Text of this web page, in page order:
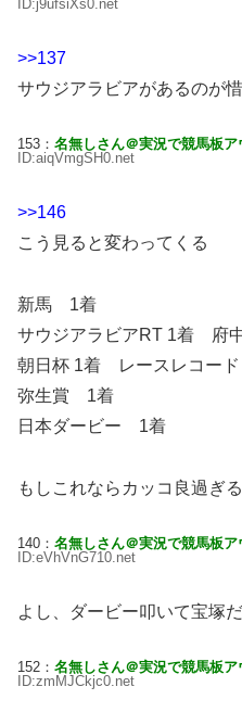
ID:j9ufsiXs0.net
>>137
サウジアラビアがあるのが
153： 名無しさん＠実況で競馬板ア
ID:aiqVmgSH0.net
>>146
こう見ると変わってくる
新馬 1着
サウジアラビアRT 1着 府
朝日杯 1着 レースレコード
弥生賞 1着
日本ダービー 1着
もしこれならカッコ良過ぎ
140： 名無しさん＠実況で競馬板ア
ID:eVhVnG710.net
よし、ダービー叩いて宝塚だ
152： 名無しさん＠実況で競馬板ア
ID:zmMJCkjc0.net